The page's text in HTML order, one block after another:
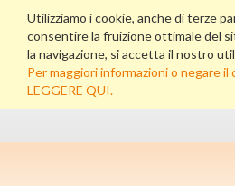
Utilizziamo i cookie, anche di terze
consentire la fruizione ottimale del
la navigazione, si accetta il nostro
Per maggiori informazioni o negare il
LEGGERE QUI.